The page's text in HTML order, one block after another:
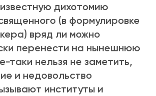
дихотомию
(в формулировке
вряд ли можно
перенести на нынешнюю
таки нельзя не заметить,
и недовольство
институты и